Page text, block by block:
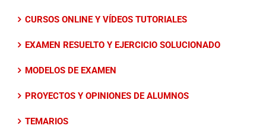
CURSOS ONLINE Y VÍDEOS TUTORIALES
EXAMEN RESUELTO Y EJERCICIO SOLUCIONADO
MODELOS DE EXAMEN
PROYECTOS Y OPINIONES DE ALUMNOS
TEMARIOS